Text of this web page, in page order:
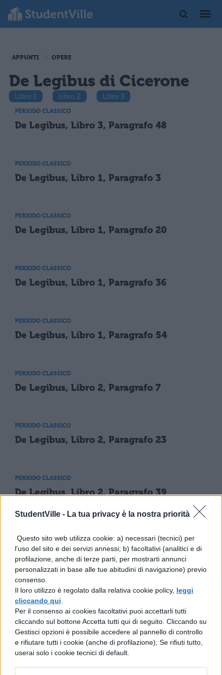
StudentVille - La tua privacy è la nostra priorità
Questo sito web utilizza cookie: a) necessari (tecnici) per
l'uso del sito e dei servizi annessi; b) facoltativi (analitici e di
profilazione, anche di terze parti, per mostrarti annunci
personalizzati in base alle tue abitudini di navigazione) previo
consenso.
Il loro utilizzo è regolato dalla relativa cookie policy, leggi
cliccando qui
Per il consenso ai cookies facoltativi puoi accettarli tutti
cliccando sul bottone Accetta tutti qui di seguito. Cliccando su
Gestisci opzioni è possibile accedere al pannello di controllo
e rifiutare tutti i cookie (anche di profilazione); Se rifiuti tutto,
userai solo i cookie tecnici di default.
APPUNTI OPERE
De Legibus di Cicerone
Libro 1 Libro 2 Libro 3
PERIODO CLASSICO
De Legibus, Libro 3, Paragrafo 48
PERIODO CLASSICO
De Legibus, Libro 1, Paragrafo 3
PERIODO CLASSICO
De Legibus, Libro 1, Paragrafo 20
PERIODO CLASSICO
De Legibus, Libro 1, Paragrafo 36
PERIODO CLASSICO
De Legibus, Libro 1, Paragrafo 54
PERIODO CLASSICO
De Legibus, Libro 2, Paragrafo 7
PERIODO CLASSICO
De Legibus, Libro 2, Paragrafo 23
PERIODO CLASSICO
De Legibus, Libro 2, Paragrafo 39
De Legibus, Libro 2, Paragrafo 55
PERIODO CLASSICO
De Legibus, Libro 3, Paragrafo 1
PERIODO CLASSICO
De Legibus, Libro 3, Paragrafo 17